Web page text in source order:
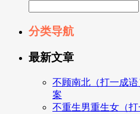
分类导航
最新文章
不顾南北（打一成
案
不重生男重生女（